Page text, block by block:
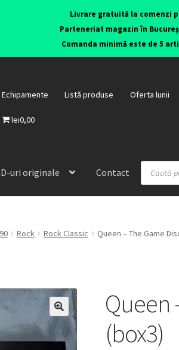
Livrare gratuită la comenzi
Parteneriat magazin în
Comanda minimă este de 5
Echipamente Listă produse Oferta lunii
lei0,00
uri originale Contact
Rock Rock Classic Queen – The Game
Queen
(box3)